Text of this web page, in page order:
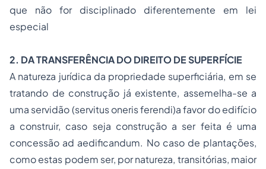
que não for disciplinado diferentemente em lei
especial
2. DA TRANSFERÊNCIA DO DIREITO DE SUPERFÍCIE
A natureza jurídica da propriedade superficiária, em se
tratando de construção já existente, assemelha-se a
uma servidão(servitus oneris ferendi)a favor do edifício
a construir, caso seja construção a ser feita é uma
concessão ad aedificandum. No caso de plantações,
como estas podem ser, por natureza, transitórias, maior